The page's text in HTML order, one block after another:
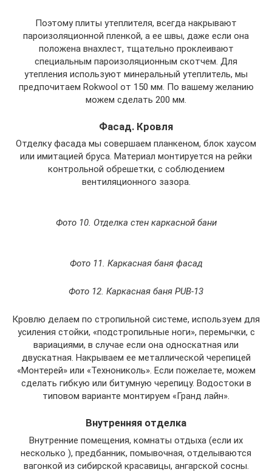
Поэтому плиты утеплителя, всегда накрывают
пароизоляционной пленкой, а ее швы, даже если она
положена внахлест, тщательно проклеивают
специальным пароизоляционным скотчем. Для
утепления используют минеральный утеплитель, мы
предпочитаем Rokwool от 150 мм. По вашему желанию
можем сделать 200 мм.
Фасад. Кровля
Отделку фасада мы совершаем планкеном, блок хаусом
или имитацией бруса. Материал монтируется на рейки
контрольной обрешетки, с соблюдением
вентиляционного зазора.
Фото 10. Отделка стен каркасной бани
Фото 11. Каркасная баня фасад
Фото 12. Каркасная баня PUB-13
Кровлю делаем по стропильной системе, используем для
усиления стойки, «подстропильные ноги», перемычки, с
вариациями, в случае если она односкатная или
двускатная. Накрываем ее металлической черепицей
«Монтерей» или «Технониколь». Если пожелаете, можем
сделать гибкую или битумную черепицу. Водостоки в
типовом варианте монтируем «Гранд лайн».
Внутренняя отделка
Внутренние помещения, комнаты отдыха (если их
несколько ), предбанник, помывочная, отделываются
вагонкой из сибирской красавицы, ангарской сосны.